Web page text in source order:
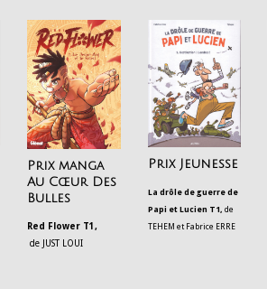
Prix manga
Au Cœur Des
Bulles
Red Flower T1,
de JUST LOUI
Prix Jeunesse
La drôle de guerre de
Papi et Lucien T1, de
TEHEM et Fabrice ERRE